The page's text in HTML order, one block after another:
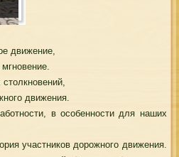
движение,
движения.
в особенности для наших
участников дорожного движения.